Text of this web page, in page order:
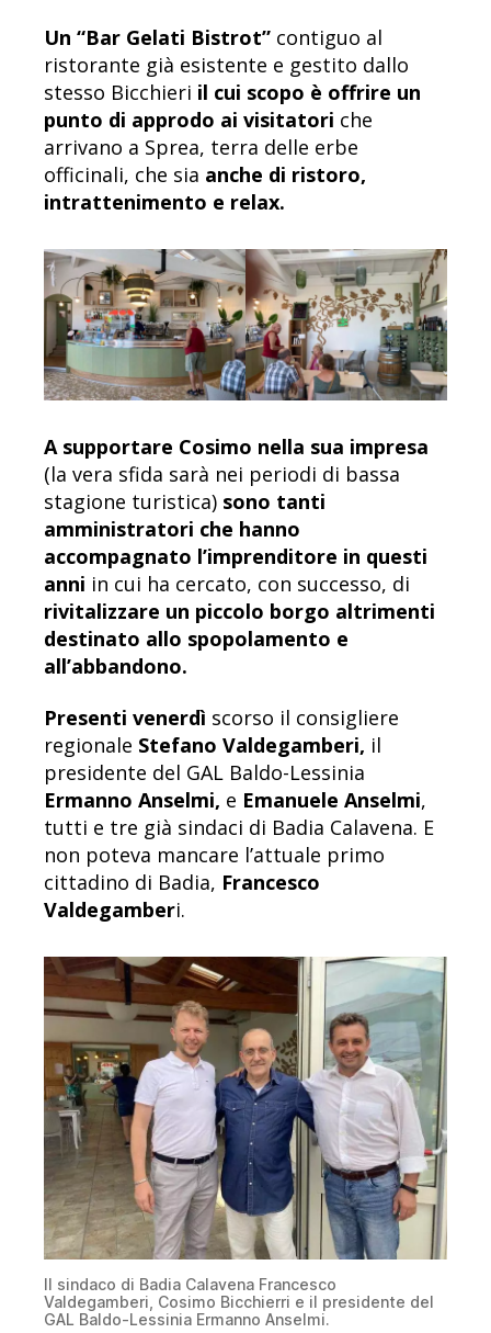
Un “Bar Gelati Bistrot” contiguo al
ristorante già esistente e gestito dallo
stesso Bicchieri il cui scopo è offrire un
punto di approdo ai visitatori che
arrivano a Sprea, terra delle erbe
officinali, che sia anche di ristoro,
intrattenimento e relax.
A supportare Cosimo nella sua impresa
(la vera sfida sarà nei periodi di bassa
stagione turistica) sono tanti
amministratori che hanno
accompagnato l’imprenditore in questi
anni in cui ha cercato, con successo, di
rivitalizzare un piccolo borgo altrimenti
destinato allo spopolamento e
all’abbandono.
Presenti venerdì scorso il consigliere
regionale Stefano Valdegamberi, il
presidente del GAL Baldo-Lessinia
Ermanno Anselmi, e Emanuele Anselmi,
tutti e tre già sindaci di Badia Calavena. E
non poteva mancare l’attuale primo
cittadino di Badia, Francesco
Valdegamberi.
Il sindaco di Badia Calavena Francesco
Valdegamberi, Cosimo Bicchierri e il presidente del
GAL Baldo-Lessinia Ermanno Anselmi.